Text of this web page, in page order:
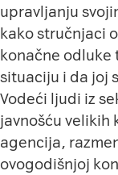
upravljanju
kako stručnjaci
konačne odluke
situaciju i da joj
Vodeći ljudi iz
javnošću velikih
agencija,
ovogodišnjoj